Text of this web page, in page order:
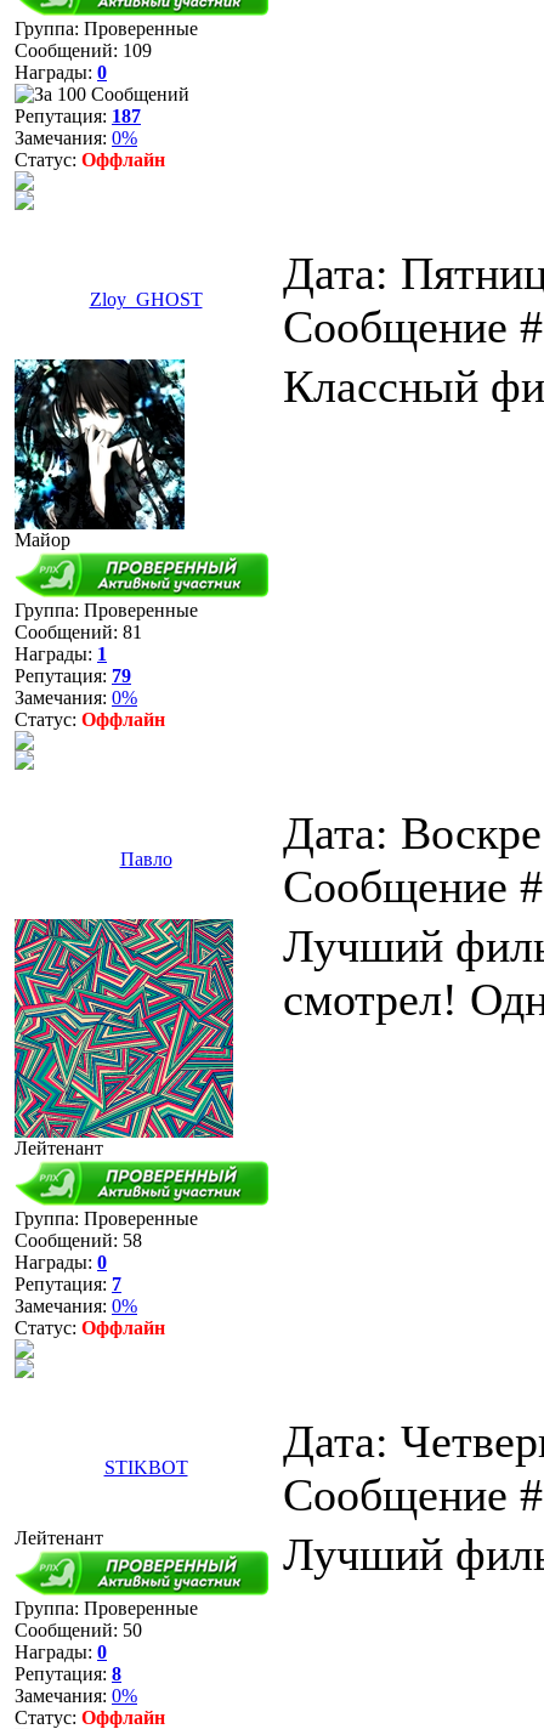
Группа: Проверенные
Сообщений: 109
Награды: 0
Репутация: 187
Замечания: 0%
Статус: Оффлайн
Zloy_GHOST
Дата:
Сообщение
Майор
Группа: Проверенные
Сообщений: 81
Награды: 1
Репутация: 79
Замечания: 0%
Статус: Оффлайн
Классный
Павло
Дата:
Сообщение
Лейтенант
Группа: Проверенные
Сообщений: 58
Награды: 0
Репутация: 7
Замечания: 0%
Статус: Оффлайн
Лучший
смотрел!
STIKBOT
Дата:
Сообщение
Лейтенант
Группа: Проверенные
Сообщений: 50
Награды: 0
Репутация: 8
Замечания: 0%
Статус: Оффлайн
Лучший